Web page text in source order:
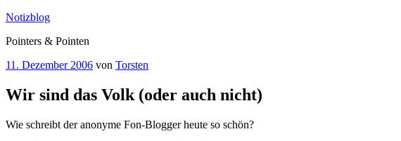
Zum
springen
Notizblog
Pointers & Pointen
Veröffentlicht
11. Dezember 2006 von Torsten
Wir sind das Volk (oder auch nicht)
Wie schreibt der anonyme Fon-Blogger heute so schön?